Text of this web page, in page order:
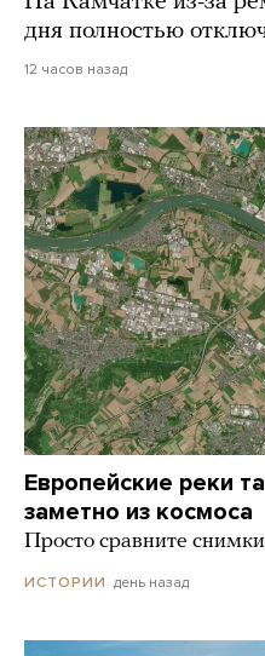
дня полностью
12 часов назад
Европейские реки
заметно из космоса
Просто сравните
ИСТОРИИ день назад